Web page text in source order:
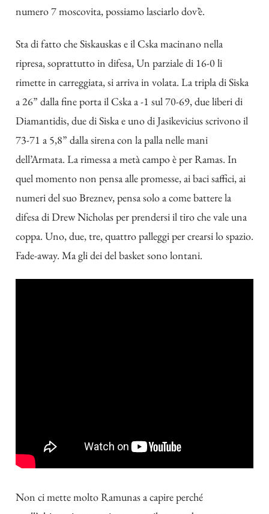
numero 7 moscovita, possiamo lasciarlo dov’è.
Sta di fatto che Siskauskas e il Cska macinano nella
ripresa, soprattutto in difesa, Un parziale di 16-0 li
rimette in carreggiata, si arriva in volata. La tripla di Siska
a 26” dalla fine porta il Cska a -1 sul 70-69, due liberi di
Diamantidis, due di Siska e uno di Jasikevicius scrivono il
73-71 a 5,8” dalla sirena con la palla nelle mani
dell’Armata. La rimessa a metà campo è per Ramas. In
quel momento non pensa alle promesse, ai baci saffici, ai
numeri del suo Breznev, pensa solo a come battere la
difesa di Drew Nicholas per prendersi il tiro che vale una
coppa. Uno, due, tre, quattro palleggi per crearsi lo spazio.
Fade-away. Ma gli dei del basket sono lontani.
Non ci mette molto Ramunas a capire perché